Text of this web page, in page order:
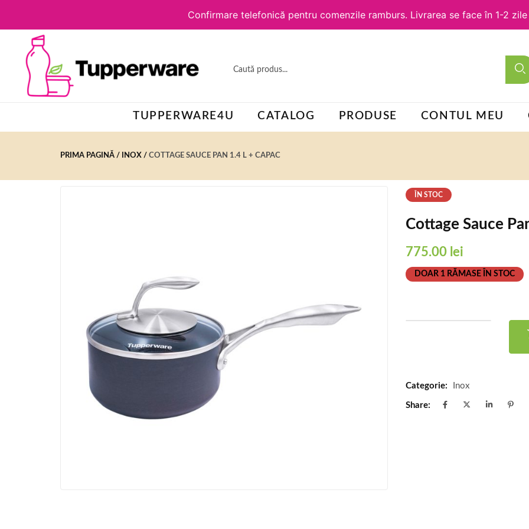
Confirmare telefonică pentru comenzile ramburs. Livrarea se face în 1-2
TUPPERWARE4U CATALOG PRODUSE CONTUL MEU
PRIMA PAGINĂ INOX COTTAGE SAUCE PAN 1.4 L + CAPAC
ÎN STOC
Cottage Sauce
775.00 lei
DOAR 1 RĂMASE ÎN STOC
Categorie: Inox
Share: